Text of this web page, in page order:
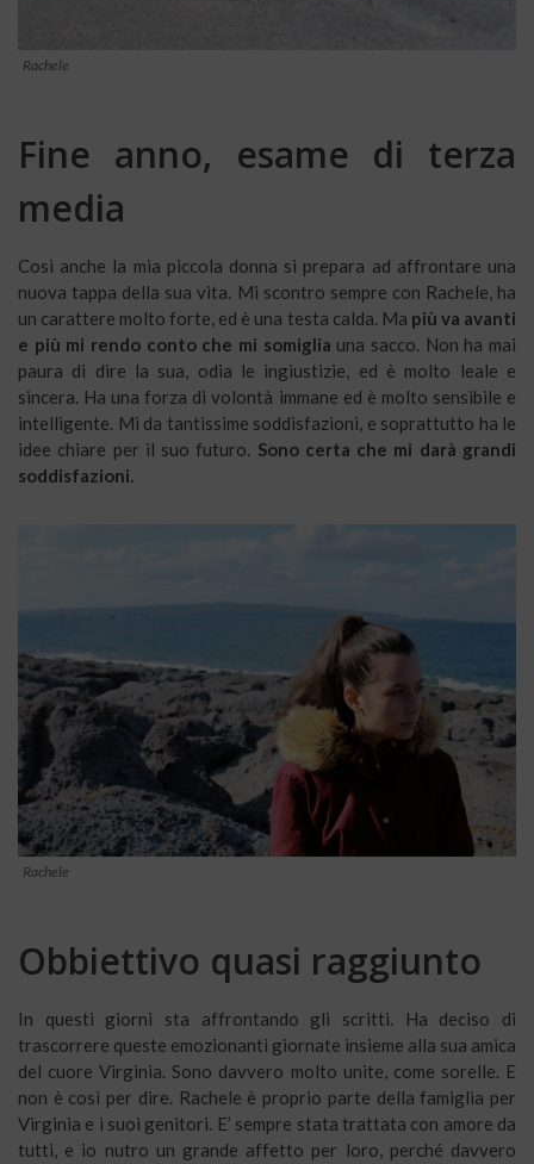
Rachele
Fine anno, esame di terza
media
Così anche la mia piccola donna si prepara ad affrontare una
nuova tappa della sua vita. Mi scontro sempre con Rachele, ha
un carattere molto forte, ed è una testa calda. Ma più va avanti
e più mi rendo conto che mi somiglia una sacco. Non ha mai
paura di dire la sua, odia le ingiustizie, ed è molto leale e
sincera. Ha una forza di volontà immane ed è molto sensibile e
intelligente. Mi da tantissime soddisfazioni, e soprattutto ha le
idee chiare per il suo futuro. Sono certa che mi darà grandi
soddisfazioni.
Rachele
Obbiettivo quasi raggiunto
In questi giorni sta affrontando gli scritti. Ha deciso di
trascorrere queste emozionanti giornate insieme alla sua amica
del cuore Virginia. Sono davvero molto unite, come sorelle. E
non è così per dire. Rachele è proprio parte della famiglia per
Virginia e i suoi genitori. E’ sempre stata trattata con amore da
tutti, e io nutro un grande affetto per loro, perché davvero